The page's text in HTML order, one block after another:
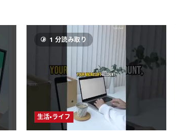
い
さ
ら
読
1 分読み取り
生活・ライフ